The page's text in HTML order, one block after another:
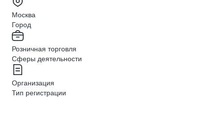
Москва
Город
Розничная торговля
Сферы деятельности
Организация
Тип регистрации